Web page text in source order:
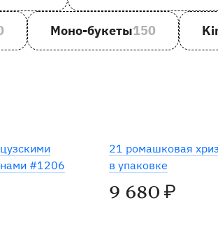
Моно-букеты150
#1206
21 ромашковая
в упаковке
9 680 ₽